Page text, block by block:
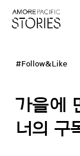
#Follow&Like
가을에
너의 구